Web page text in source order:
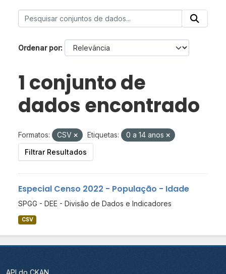
Ordenar por
1 conjunto de
dados encontrado
Formatos: CSV Etiquetas:
0 a 14 anos
Filtrar Resultados
Especial Censo 2022 - População - Idade
SPGG - DEE - Divisão de Dados e Indicadores
CSV